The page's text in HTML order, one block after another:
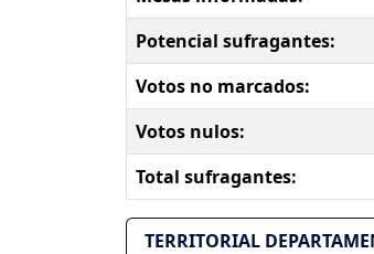
Potencial sufragantes:
Votos no marcados:
Votos nulos:
Total sufragantes:
TERRITORIAL